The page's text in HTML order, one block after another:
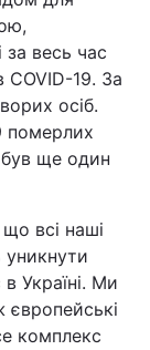
весь час
COVID-19. За
осіб.
померлих
був ще один
всі наші
уникнути
Україні. Ми
комплекс